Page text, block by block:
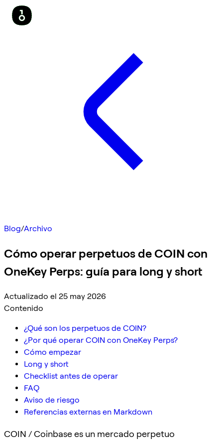
Blog/Archivo
Cómo operar perpetuos de COIN con
OneKey Perps: guía para long y short
Actualizado el 25 may 2026
Contenido
¿Qué son los perpetuos de COIN?
¿Por qué operar COIN con OneKey Perps?
Cómo empezar
Long y short
Checklist antes de operar
FAQ
Aviso de riesgo
Referencias externas en Markdown
COIN / Coinbase es un mercado perpetuo